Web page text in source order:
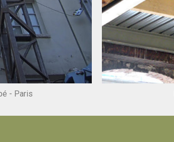
- Paris